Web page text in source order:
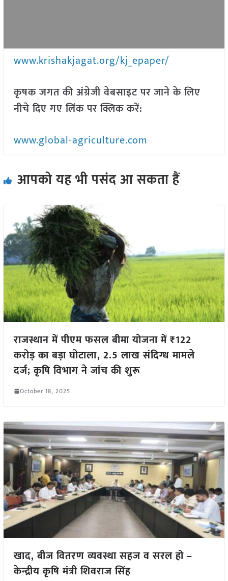
www.krishakjagat.org/kj_epaper/
कृषक जगत की अंग्रेजी वेबसाइट पर जाने के लिए
नीचे दिए गए लिंक पर क्लिक करें:
www.global-agriculture.com
आपको यह भी पसंद आ सकता हैं
राजस्थान में पीएम फसल बीमा योजना में ₹122
करोड़ का बड़ा घोटाला, 2.5 लाख संदिग्ध मामले
दर्ज; कृषि विभाग ने जांच की शुरू
October 18, 2025
खाद, बीज वितरण व्यवस्था सहज व सरल हो –
केन्द्रीय कृषि मंत्री शिवराज सिंह